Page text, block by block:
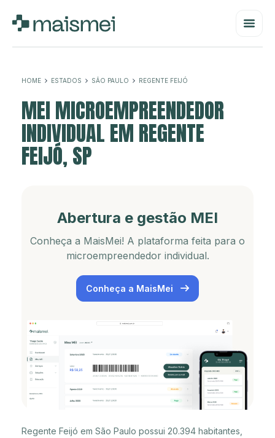
HOME ESTADOS SÃO PAULO REGENTE FEIJÓ
MEI MICROEMPREENDEDOR
INDIVIDUAL EM REGENTE
FEIJÓ, SP
Abertura e gestão MEI
Conheça a MaisMei! A plataforma feita para o
microempreendedor individual.
Conheça a MaisMei
Regente Feijó em São Paulo possui 20.394 habitantes,